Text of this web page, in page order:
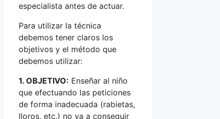
especialista antes de actuar.
Para utilizar la técnica
debemos tener claros los
objetivos y el método que
debemos utilizar:
1. OBJETIVO: Enseñar al niño
que efectuando las peticiones
de forma inadecuada (rabietas,
lloros, etc.) no va a conseguir